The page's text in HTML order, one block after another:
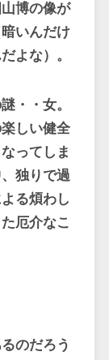
博の像が
いんだけ
よな）。
・・女。
しい健全
ってしま
独りで過
る煩わし
厄介なこ
のだろう